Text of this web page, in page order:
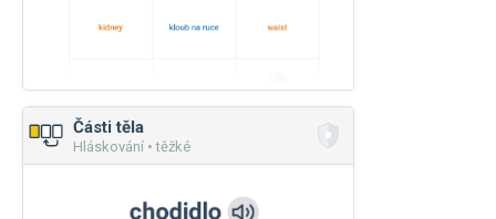
Části těla
Hláskování • těžké